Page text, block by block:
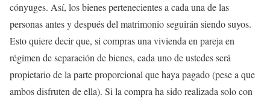
cónyuges. Así, los bienes pertenecientes a cada una de las
personas antes y después del matrimonio seguirán siendo suyos.
Esto quiere decir que, si compras una vivienda en pareja en
régimen de separación de bienes, cada uno de ustedes será
propietario de la parte proporcional que haya pagado (pese a que
ambos disfruten de ella). Si la compra ha sido realizada solo con